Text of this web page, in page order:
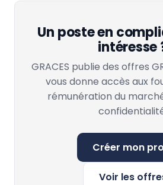
Un poste en
intéresse
GRACES publie des offres
vous donne accès aux
rémunération du
Créer mon
Voir les